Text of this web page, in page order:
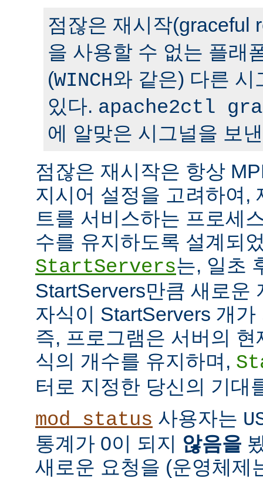
점잖은 재시작(graceful
을 사용할 수 없는 플래
(WINCH와 같은) 다른 시
있다. apache2ctl
에 알맞은 시그널을 보
점잖은 재시작은 항상
지시어 설정을 고려하여,
트를 서비스하는 프로세
수를 유지하도록 설계되
StartServers는, 일초
StartServers만큼 새로운
자식이 StartServers 개
즉, 프로그램은 서버의
식의 개수를 유지하며,
터로 지정한 당신의 기대
mod_status 사용자는
통계가 0이 되지 않음을
새로운 요청을 (운영체제